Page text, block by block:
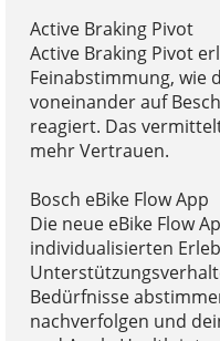
Active Braking Pivot
Active Braking Pivot
Feinabstimmung, wie
voneinander auf
reagiert. Das
mehr Vertrauen.
Bosch eBike Flow App
Die neue eBike Flow
individualisierten
Bedürfnisse
nachverfolgen und